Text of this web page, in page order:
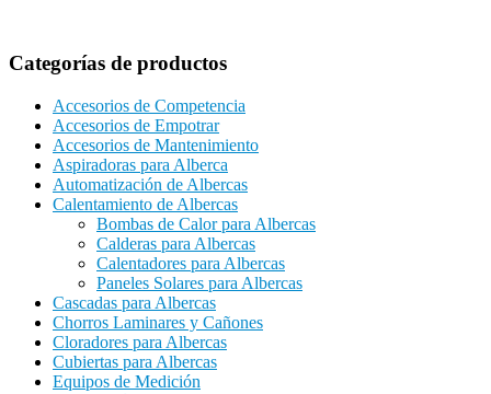
Categorías de productos
Accesorios de Competencia
Accesorios de Empotrar
Accesorios de Mantenimiento
Aspiradoras para Alberca
Automatización de Albercas
Calentamiento de Albercas
Bombas de Calor para Albercas
Calderas para Albercas
Calentadores para Albercas
Paneles Solares para Albercas
Cascadas para Albercas
Chorros Laminares y Cañones
Cloradores para Albercas
Cubiertas para Albercas
Equipos de Medición